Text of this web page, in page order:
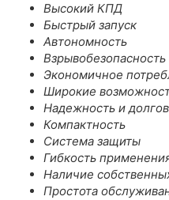
Высокий КПД
Быстрый запуск
Автономность
Взрывобезопасность
Экономичное
Широкие
Надежность и
Компактность
Система защиты
Гибкость
Наличие
Простота